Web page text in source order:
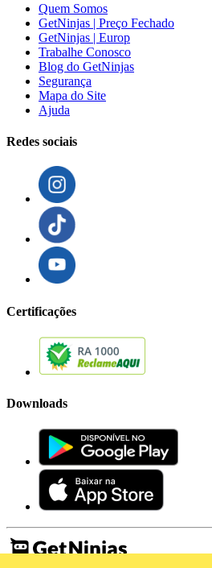
Quem Somos
GetNinjas | Preço Fechado
GetNinjas | Europ
Trabalhe Conosco
Blog do GetNinjas
Segurança
Mapa do Site
Ajuda
Redes sociais
Certificações
Downloads